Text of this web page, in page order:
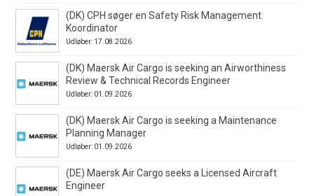
(DK) CPH søger en Safety Risk Management
Koordinator
Udløber: 17.08.2026
(DK) Maersk Air Cargo is seeking an Airworthiness
Review & Technical Records Engineer
Udløber: 01.09.2026
(DK) Maersk Air Cargo is seeking a Maintenance
Planning Manager
Udløber: 01.09.2026
(DE) Maersk Air Cargo seeks a Licensed Aircraft
Engineer